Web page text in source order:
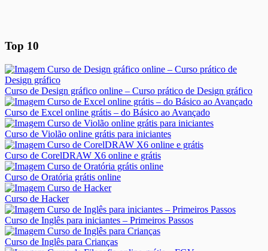
Top 10
Curso de Design gráfico online – Curso prático de Design gráfico
Curso de Excel online grátis – do Básico ao Avançado
Curso de Violão online grátis para iniciantes
Curso de CorelDRAW X6 online e grátis
Curso de Oratória grátis online
Curso de Hacker
Curso de Inglês para iniciantes – Primeiros Passos
Curso de Inglês para Crianças